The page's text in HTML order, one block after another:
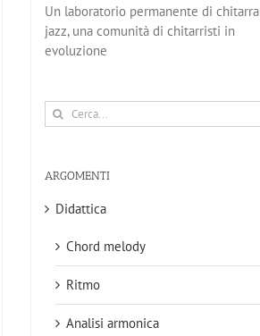
Un laboratorio permanente di chitarra
jazz, una comunità di chitarristi in
evoluzione
Cerca
per:
ARGOMENTI
Didattica
Chord melody
Ritmo
Analisi armonica